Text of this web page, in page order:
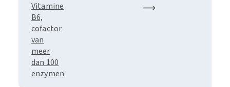
Vitamine
B6,
cofactor
van
meer
dan 100
enzymen